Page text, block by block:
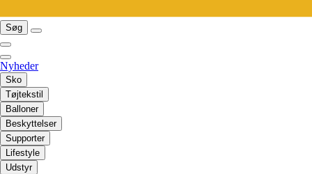
Søg
Nyheder
Sko
Tøjtekstil
Balloner
Beskyttelser
Supporter
Lifestyle
Udstyr